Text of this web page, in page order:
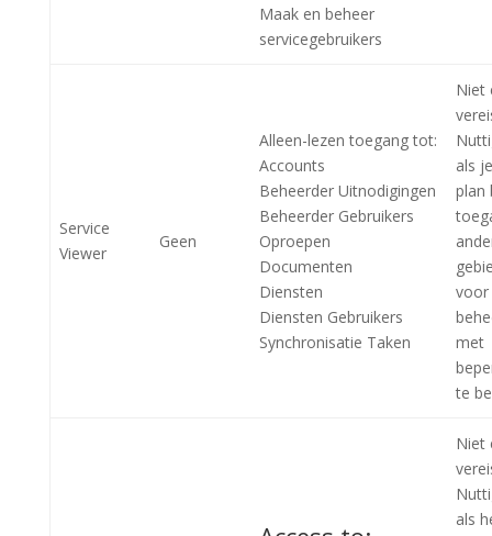
Maak en beheer
servicegebruikers
Service
Viewer
Geen
Alleen-lezen toegang tot:
Accounts
Beheerder Uitnodigingen
Beheerder Gebruikers
Oproepen
Documenten
Diensten
Diensten Gebruikers
Synchronisatie Taken
Niet
als
plan
voor
met
te
Niet
als